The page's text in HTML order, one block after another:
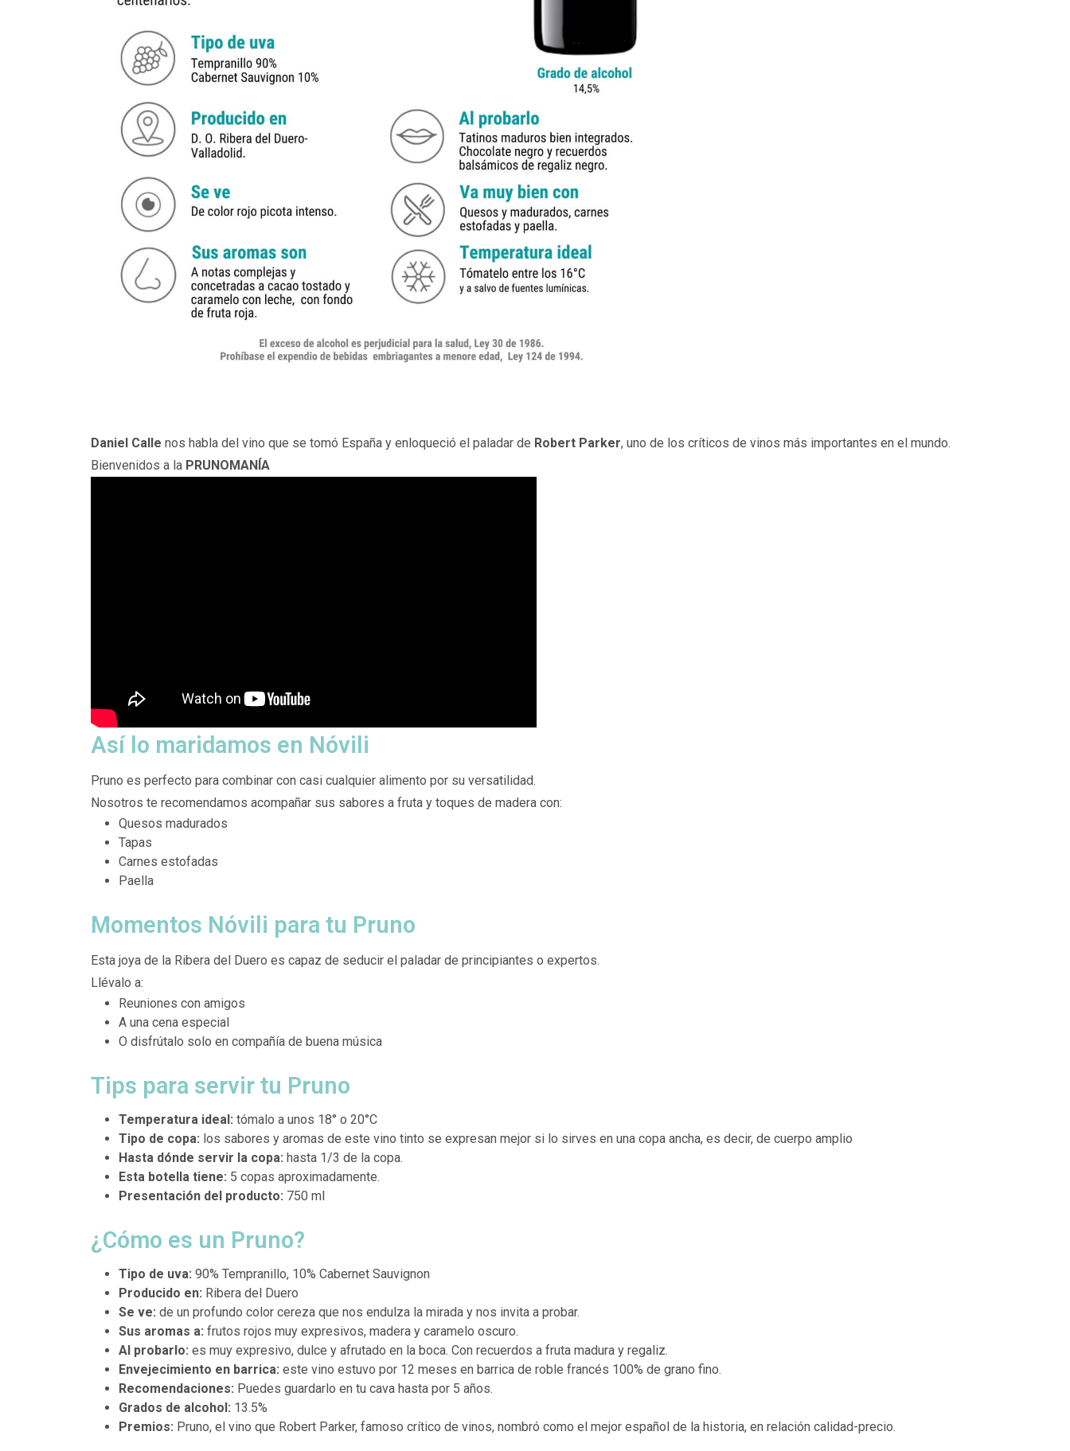
Daniel Calle nos habla del vino que se tomó España y enloqueció el paladar de Robert Parker, uno de los críticos de vinos más importantes en el mundo.
Bienvenidos a la PRUNOMANÍA
Así lo maridamos en Nóvili
Pruno es perfecto para combinar con casi cualquier alimento por su versatilidad.
Nosotros te recomendamos acompañar sus sabores a fruta y toques de madera con:
Quesos madurados
Tapas
Carnes estofadas
Paella
Momentos Nóvili para tu Pruno
Esta joya de la Ribera del Duero es capaz de seducir el paladar de principiantes o expertos.
Llévalo a:
Reuniones con amigos
A una cena especial
O disfrútalo solo en compañía de buena música
Tips para servir tu Pruno
Temperatura ideal: tómalo a unos 18° o 20°C
Tipo de copa: los sabores y aromas de este vino tinto se expresan mejor si lo sirves en una copa ancha, es decir, de cuerpo amplio
Hasta dónde servir la copa: hasta 1/3 de la copa.
Esta botella tiene: 5 copas aproximadamente.
Presentación del producto: 750 ml
¿Cómo es un Pruno?
Tipo de uva: 90% Tempranillo, 10% Cabernet Sauvignon
Producido en: Ribera del Duero
Se ve: de un profundo color cereza que nos endulza la mirada y nos invita a probar.
Sus aromas a: frutos rojos muy expresivos, madera y caramelo oscuro.
Al probarlo: es muy expresivo, dulce y afrutado en la boca. Con recuerdos a fruta madura y regaliz.
Envejecimiento en barrica: este vino estuvo por 12 meses en barrica de roble francés 100% de grano fino.
Recomendaciones: Puedes guardarlo en tu cava hasta por 5 años.
Grados de alcohol: 13.5%
Premios: Pruno, el vino que Robert Parker, famoso crítico de vinos, nombró como el mejor español de la historia, en relación calidad-precio.